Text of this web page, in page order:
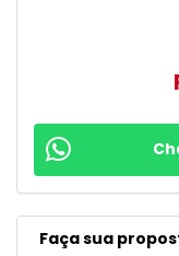
Faça sua